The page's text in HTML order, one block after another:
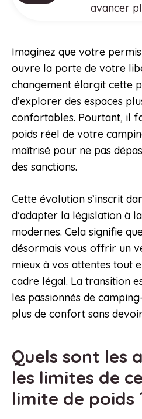
avancer
Imaginez que votre
ouvre la porte de votre
changement élargit cette
d’explorer des espaces
confortables. Pourtant, il
poids réel de votre
maîtrisé pour ne pas
des sanctions.
Cette évolution s’inscrit
d’adapter la législation à
modernes. Cela signifie
désormais vous offrir un
mieux à vos attentes tout
cadre légal. La transition
les passionnés de
plus de confort sans
Quels sont les
les limites de
limite de poids